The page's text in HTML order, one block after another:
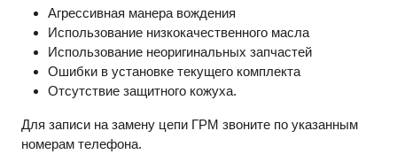
Агрессивная манера вождения
Использование низкокачественного масла
Использование неоригинальных запчастей
Ошибки в установке текущего комплекта
Отсутствие защитного кожуха.
Для записи на замену цепи ГРМ звоните по указанным
номерам телефона.